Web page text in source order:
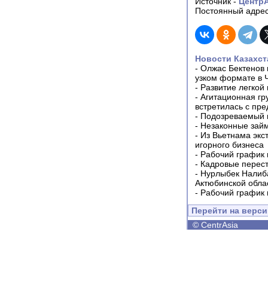
Постоянный
Новости
- Олжас Бектенов
узком формате в
- Развитие
- Агитационная
встретилась с
- Подозреваемый
- Незаконные
- Из Вьетнама
игорного бизнеса
- Рабочий график
- Кадровые
- Нурлыбек
Актюбинской
- Рабочий график
Перейти на
© CentrAsia